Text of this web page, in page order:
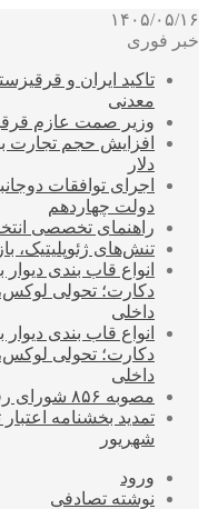
۱۴۰۵/۰۵/۱۶
خبر فوری
تاکید ایران و
معدنی
وزیر صمت عازم
دلار
اجرای توافقات
دولت چهاردهم
راهنمای تخصصی
تنش‌های ژئوپلیتیک،
انواع قاب بندی
دکارت؛ تحولی
داخلی
انواع قاب بندی
دکارت؛ تحولی
داخلی
مصوبه ۸۵۶ شورای رقابت؛ این جاده یک‌طرفه است
شهریور
ورود
نوشته تصادفی